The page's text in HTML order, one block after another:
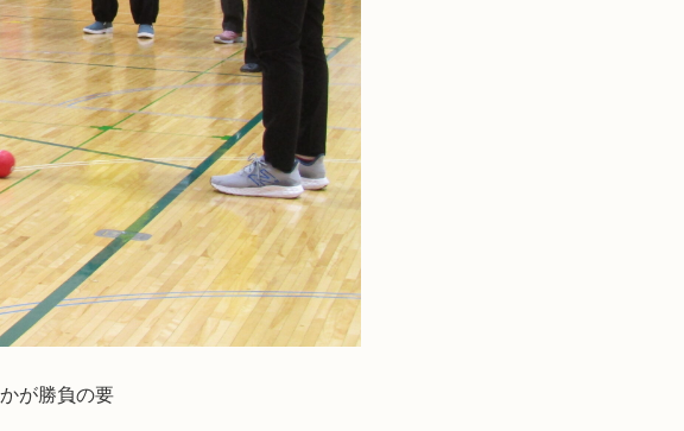
が勝負の要